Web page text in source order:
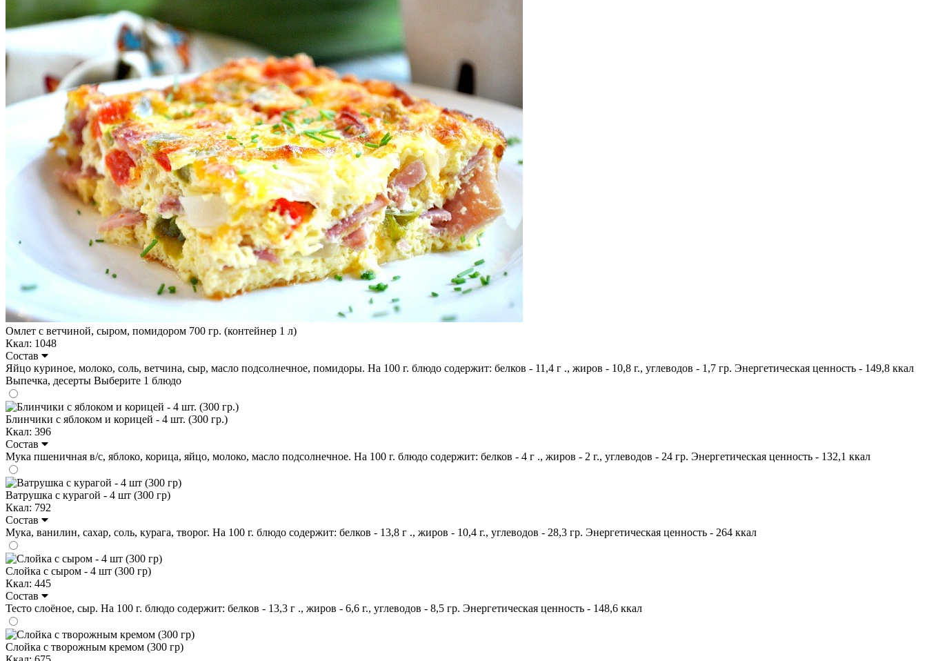
Омлет с ветчиной, сыром, помидором 700 гр. (контейнер 1 л)
Ккал: 1048
Состав
Яйцо куриное, молоко, соль, ветчина, сыр, масло подсолнечное, помидоры. На 100 г. блюдо содержит: белков - 11,4 г ., жиров - 10,8 г., углеводов - 1,7 гр. Энергетическая ценность - 149,8 ккал
Выпечка, десерты Выберите 1 блюдо
Блинчики с яблоком и корицей - 4 шт. (300 гр.)
Ккал: 396
Состав
Мука пшеничная в/с, яблоко, корица, яйцо, молоко, масло подсолнечное. На 100 г. блюдо содержит: белков - 4 г ., жиров - 2 г., углеводов - 24 гр. Энергетическая ценность - 132,1 ккал
Ватрушка с курагой - 4 шт (300 гр)
Ккал: 792
Состав
Мука, ванилин, сахар, соль, курага, творог. На 100 г. блюдо содержит: белков - 13,8 г ., жиров - 10,4 г., углеводов - 28,3 гр. Энергетическая ценность - 264 ккал
Слойка с сыром - 4 шт (300 гр)
Ккал: 445
Состав
Тесто слоёное, сыр. На 100 г. блюдо содержит: белков - 13,3 г ., жиров - 6,6 г., углеводов - 8,5 гр. Энергетическая ценность - 148,6 ккал
Слойка с творожным кремом (300 гр)